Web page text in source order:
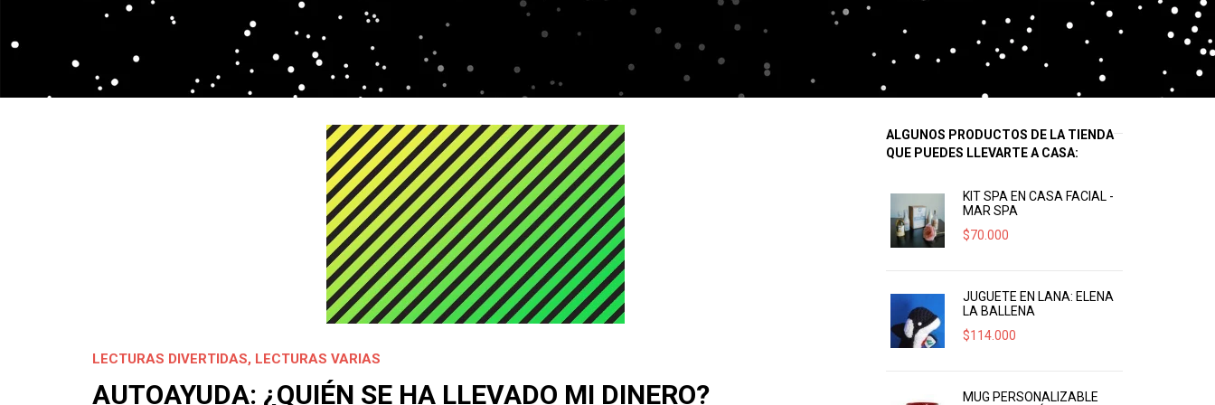
LECTURAS DIVERTIDAS, LECTURAS VARIAS
AUTOAYUDA: ¿QUIÉN SE HA LLEVADO MI DINERO?
ALGUNOS PRODUCTOS DE LA TIENDA
QUE PUEDES LLEVARTE A CASA:
KIT SPA EN CASA FACIAL -
MAR SPA
$70.000
JUGUETE EN LANA: ELENA
LA BALLENA
$114.000
MUG PERSONALIZABLE